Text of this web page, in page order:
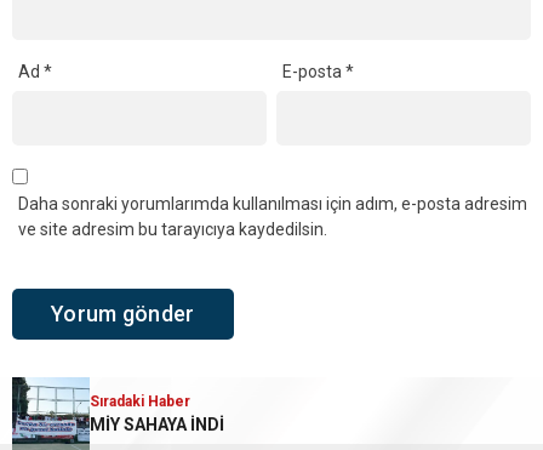
Sıradaki Haber
MİY SAHAYA İNDİ
Ad * E-posta*
Daha sonraki yorumlarımda kullanılması için adım, e-posta adresim
ve site adresim bu tarayıcıya kaydedilsin.